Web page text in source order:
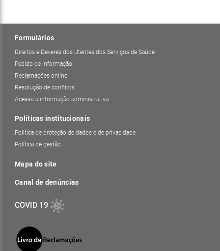
Formulários
Direitos e Deveres dos Utentes dos Serviços de Saúde
Pedido de informação
Reclamações online
Resolução de conflitos
Acesso a informação administrativa
Políticas institucionais
Política de proteção de dados e de privacidade
Política de gestão
Mapa do site
Canal de denúncias
COVID 19